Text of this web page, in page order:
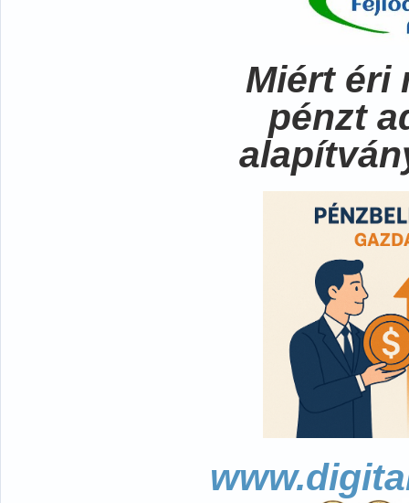
Miért éri
pénzt